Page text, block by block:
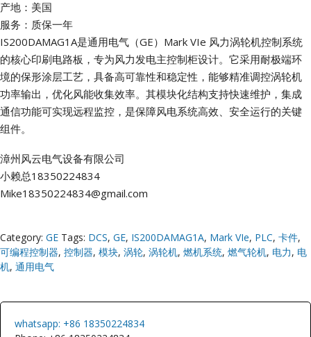
产地：美国
服务：质保一年
IS200DAMAG1A是通用电气（GE）Mark VIe 风力涡轮机控制系统
的核心印刷电路板，专为风力发电主控制柜设计。它采用耐极端环
境的保形涂层工艺，具备高可靠性和稳定性，能够精准调控涡轮机
功率输出，优化风能收集效率。其模块化结构支持快速维护，集成
通信功能可实现远程监控，是保障风电系统高效、安全运行的关键
组件。
漳州风云电气设备有限公司
小赖总18350224834
Mike18350224834@gmail.com
Category: GE Tags: DCS, GE, IS200DAMAG1A, Mark VIe, PLC, 卡件,
可编程控制器, 控制器, 模块, 涡轮, 涡轮机, 燃机系统, 燃气轮机, 电力, 电
机, 通用电气
whatsapp: +86 18350224834